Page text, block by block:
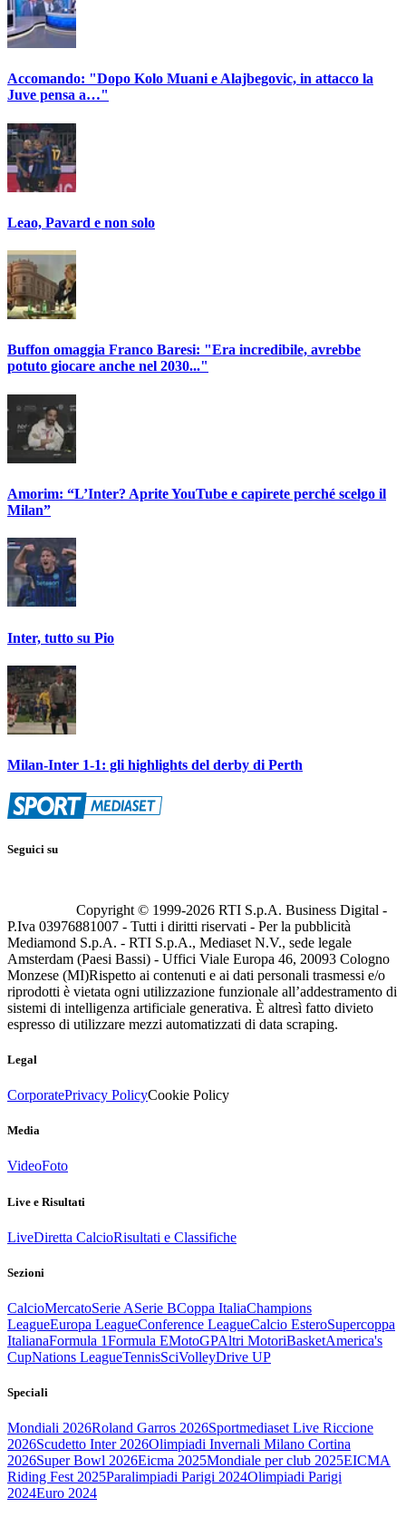
Accomando: "Dopo Kolo Muani e Alajbegovic, in attacco la
Juve pensa a…"
Leao, Pavard e non solo
Buffon omaggia Franco Baresi: "Era incredibile, avrebbe
potuto giocare anche nel 2030..."
Amorim: “L’Inter? Aprite YouTube e capirete perché scelgo il
Milan”
Inter, tutto su Pio
Milan-Inter 1-1: gli highlights del derby di Perth
Seguici su
Copyright © 1999-2026 RTI S.p.A. Business Digital -
P.Iva 03976881007 - Tutti i diritti riservati - Per la pubblicità
Mediamond S.p.A. - RTI S.p.A., Mediaset N.V., sede legale
Amsterdam (Paesi Bassi) - Uffici Viale Europa 46, 20093 Cologno
Monzese (MI)Rispetto ai contenuti e ai dati personali trasmessi e/o
riprodotti è vietata ogni utilizzazione funzionale all’addestramento di
sistemi di intelligenza artificiale generativa. È altresì fatto divieto
espresso di utilizzare mezzi automatizzati di data scraping.
Legal
CorporatePrivacy PolicyCookie Policy
Media
VideoFoto
Live e Risultati
LiveDiretta CalcioRisultati e Classifiche
Sezioni
CalcioMercatoSerie ASerie BCoppa ItaliaChampions
LeagueEuropa LeagueConference LeagueCalcio EsteroSupercoppa
ItalianaFormula 1Formula EMotoGPAltri MotoriBasketAmerica's
CupNations LeagueTennisSciVolleyDrive UP
Speciali
Mondiali 2026Roland Garros 2026Sportmediaset Live Riccione
2026Scudetto Inter 2026Olimpiadi Invernali Milano Cortina
2026Super Bowl 2026Eicma 2025Mondiale per club 2025EICMA
Riding Fest 2025Paralimpiadi Parigi 2024Olimpiadi Parigi
2024Euro 2024